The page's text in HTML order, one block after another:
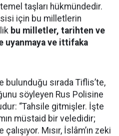
taşları hükmündedir.
için bu milletlerin
bu milletler, tarihten ve
uyanmaya ve ittifaka
bulunduğu sırada Tiflis’te,
söyleyen Rus Polisine
“Tahsile gitmişler. İşte
müstaid bir veledidir;
Mısır, İslâm’ın zeki